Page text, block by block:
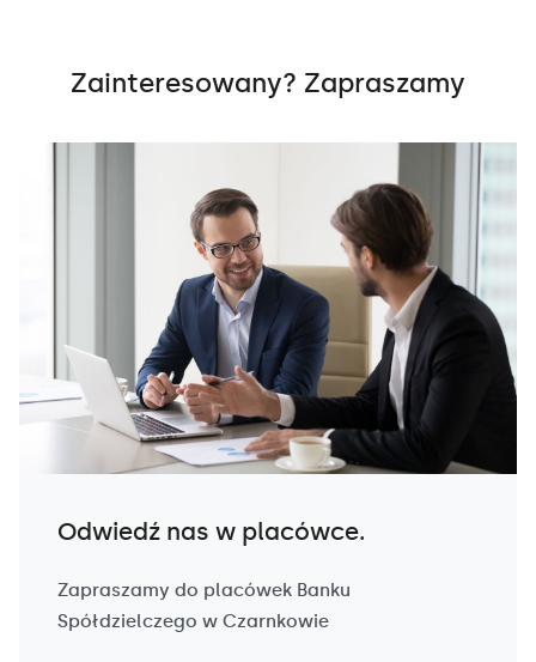
Zainteresowany? Zapraszamy
Odwiedź nas w placówce.
Zapraszamy do placówek Banku
Spółdzielczego w Czarnkowie